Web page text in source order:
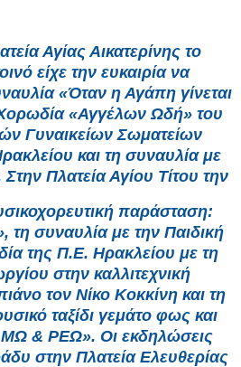
Αγίας Αικατερίνης το
είχε την ευκαιρία να
«Όταν η Αγάπη γίνεται
«Αγγέλων Ωδή» του
Γυναικείων Σωματείων
και τη συναυλία με
Πλατεία Αγίου Τίτου την
παράσταση:
τη συναυλία με την Παιδική
της Π.Ε. Ηρακλείου με τη
στην καλλιτεχνική
τον Νίκο Κοκκίνη και τη
ταξίδι γεμάτο φως και
& ΡΕΩ». Οι εκδηλώσεις
στην Πλατεία Ελευθερίας